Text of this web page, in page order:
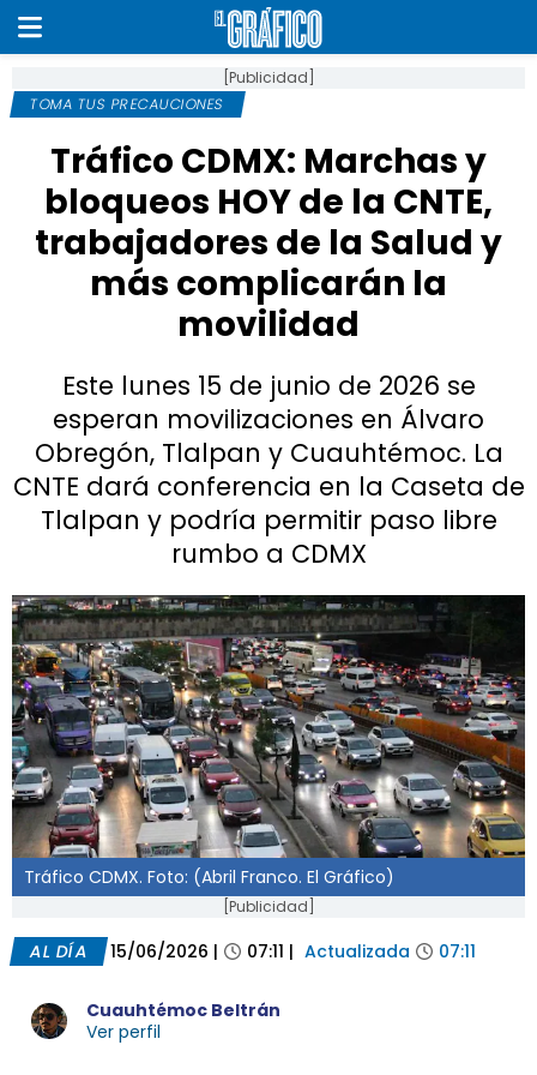
[Publicidad]
TOMA TUS PRECAUCIONES
Tráfico CDMX: Marchas y
bloqueos HOY de la CNTE,
trabajadores de la Salud y
más complicarán la
movilidad
Este lunes 15 de junio de 2026 se
esperan movilizaciones en Álvaro
Obregón, Tlalpan y Cuauhtémoc. La
CNTE dará conferencia en la Caseta de
Tlalpan y podría permitir paso libre
rumbo a CDMX
Tráfico CDMX. Foto: (Abril Franco. El Gráfico)
[Publicidad]
AL DÍA 15/06/2026 | 07:11 | Actualizada 07:11
Cuauhtémoc Beltrán
Ver perfil